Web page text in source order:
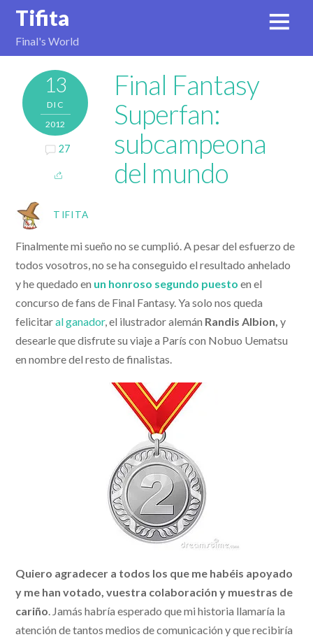
Tifita
Final's World
13
DIC
2012
27
Final Fantasy
Superfan:
subcampeona
del mundo
TIFITA
Finalmente mi sueño no se cumplió. A pesar del esfuerzo de
todos vosotros, no se ha conseguido el resultado anhelado
y he quedado en un honroso segundo puesto en el
concurso de fans de Final Fantasy. Ya solo nos queda
felicitaral ganador, el ilustrador alemán Randis Albion, y
desearle que disfrute su viaje a París con Nobuo Uematsu
en nombre del resto de finalistas.
Quiero agradecer a todos los que me habéis apoyado
y me han votado, vuestra colaboración y muestras de
cariño . Jamás habría esperado que mi historia llamaría la
atención de tantos medios de comunicación y que recibiría